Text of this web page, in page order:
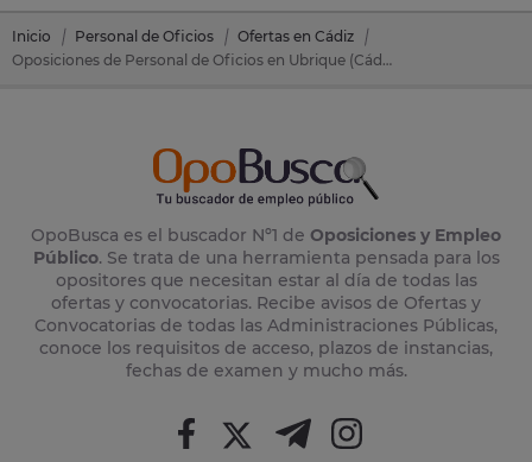
Inicio Personal de Oficios
Ofertas en Cádiz
Oposiciones de Personal de Oficios en Ubrique (Cádiz)
OpoBusca es el buscador Nº1 de Oposiciones y Empleo
Público. Se trata de una herramienta pensada para los
opositores que necesitan estar al día de todas las
ofertas y convocatorias. Recibe avisos de Ofertas y
Convocatorias de todas las Administraciones Públicas,
conoce los requisitos de acceso, plazos de instancias,
fechas de examen y mucho más.